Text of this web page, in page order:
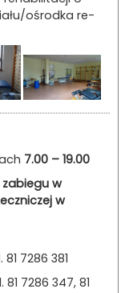
o­śro­dka re­
7.00 – 19.00
w
w
7286 381
7286 347, 81